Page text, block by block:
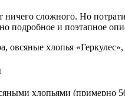
ничего сложного. Но
подробное и поэтапное
овсяные хлопья
хлопьями (примерно